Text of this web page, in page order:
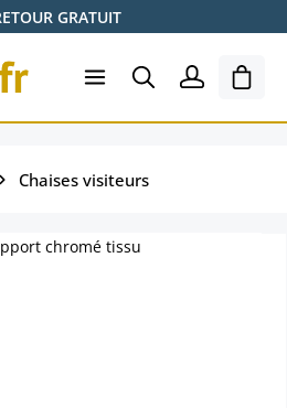
GRATUIT
Le
Chaises visiteurs